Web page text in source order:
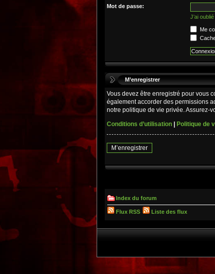
Mot de passe:
J’ai
Me
M’enregistrer
Vous devez être enregistré pour vous
également accorder des permissions
notre politique de vie privée. Assurez-
Conditions d’utilisation
Politique de
M’enregistrer
Index du forum
Flux RSS Liste des flux